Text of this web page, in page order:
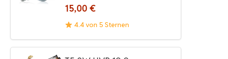
15,00 €
4.4 von 5 Sternen